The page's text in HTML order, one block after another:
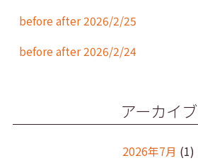
before after 2026/2/25
before after 2026/2/24
アーカイブ
2026年7月 (1)